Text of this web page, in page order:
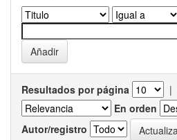
Resultados por página |
En orden
Autor/registro